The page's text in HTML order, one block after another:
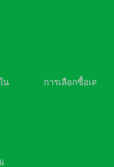
น
การเลือกซื้อเครื่อ